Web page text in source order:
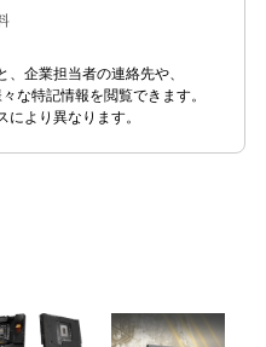
企業担当者の連絡先や、
な特記情報を閲覧できます。
より異なります。